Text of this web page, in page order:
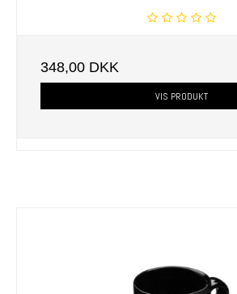
348,00 DKK
VIS PRODUKT